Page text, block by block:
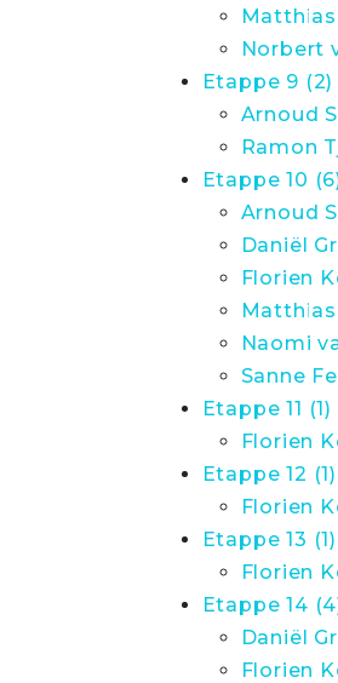
Norbert
Etappe 9 (2)
Arnoud
Ramon
Etappe 10
Arnoud
Daniël
Florien
Naomi
Sanne
Etappe 11 (1)
Florien
Etappe 12 (1)
Florien
Etappe 13 (1)
Florien
Etappe 14
Daniël
Florien